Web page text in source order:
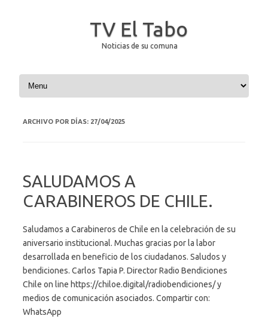
TV El Tabo
Noticias de su comuna
Saltar al contenido
ARCHIVO POR DÍAS: 27/04/2025
SALUDAMOS A
CARABINEROS DE CHILE.
Saludamos a Carabineros de Chile en la celebración de su
aniversario institucional. Muchas gracias por la labor
desarrollada en beneficio de los ciudadanos. Saludos y
bendiciones. Carlos Tapia P. Director Radio Bendiciones
Chile on line https://chiloe.digital/radiobendiciones/ y
medios de comunicación asociados. Compartir con:
WhatsApp